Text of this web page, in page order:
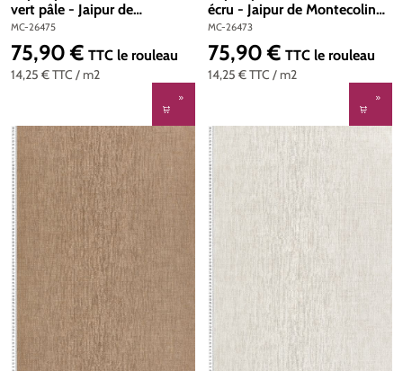
vert pâle - Jaipur de
Montecolino | Réf. MC-26475
MC-26475
14,25 €TTC / m2
Prix régulier :
75,90 € TTC le rouleau
écru - Jaipur de Montecolino |
Réf. MC-26473
MC-26473
14,25 €TTC / m2
Prix régulier :
75,90 € TTC le rouleau